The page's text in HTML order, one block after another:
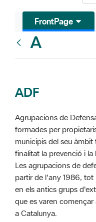
FrontPage
A
ADF
Agrupacions de
formades per
municipis del seu
finalitat la prevenció i
Les agrupacions de
partir de l'any 1986, tot
en els antics grups
que es varen
a Catalunya.